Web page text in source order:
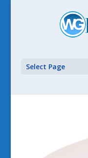
Select Page